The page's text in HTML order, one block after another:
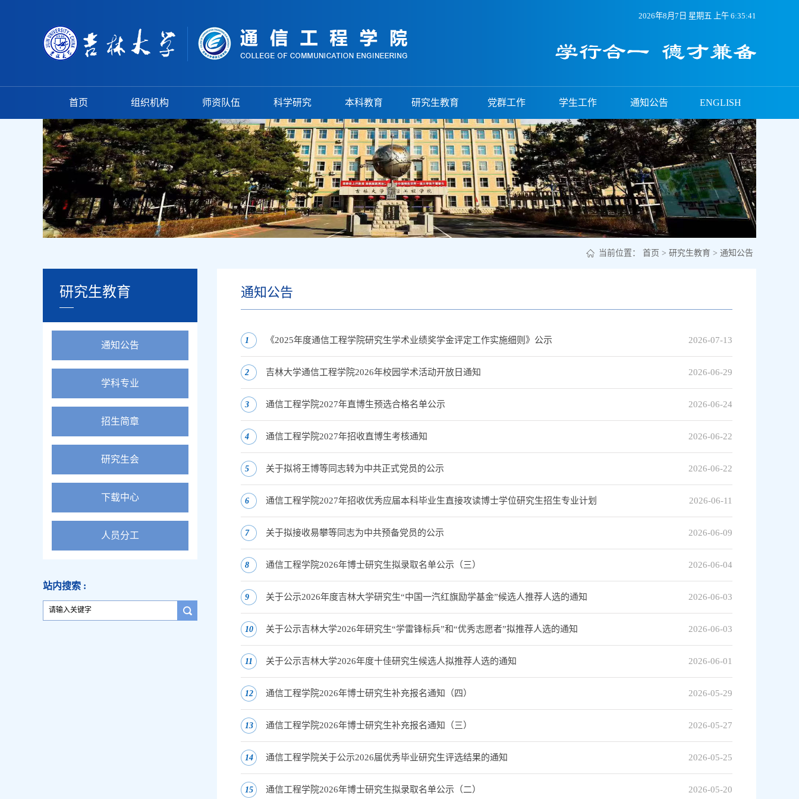
2026年8月7日 星期五 上午 6:35:41
首页 组织机构 师资队伍 科学研究 本科教育 研究生教育 党群工作 学生工作 通知公告 ENGLISH
当前位置： 首页 > 研究生教育 > 通知公告
研究生教育
通知公告
学科专业
招生简章
研究生会
下载中心
人员分工
站内搜索 :
通知公告
2026-07-13
1 《2025年度通信工程学院研究生学术业绩奖学金评定工作实施细则》公示
2026-06-29
2 吉林大学通信工程学院2026年校园学术活动开放日通知
2026-06-24
3 通信工程学院2027年直博生预选合格名单公示
2026-06-22
4 通信工程学院2027年招收直博生考核通知
2026-06-22
5 关于拟将王博等同志转为中共正式党员的公示
2026-06-11
6 通信工程学院2027年招收优秀应届本科毕业生直接攻读博士学位研究生招生专业计划
2026-06-09
7 关于拟接收易攀等同志为中共预备党员的公示
2026-06-04
8 通信工程学院2026年博士研究生拟录取名单公示（三）
2026-06-03
9 关于公示2026年度吉林大学研究生“中国一汽红旗励学基金”候选人推荐人选的通知
2026-06-03
10 关于公示吉林大学2026年研究生“学雷锋标兵”和“优秀志愿者”拟推荐人选的通知
2026-06-01
11 关于公示吉林大学2026年度十佳研究生候选人拟推荐人选的通知
2026-05-29
12 通信工程学院2026年博士研究生补充报名通知（四）
2026-05-27
13 通信工程学院2026年博士研究生补充报名通知（三）
2026-05-25
14 通信工程学院关于公示2026届优秀毕业研究生评选结果的通知
2026-05-20
15 通信工程学院2026年博士研究生拟录取名单公示（二）